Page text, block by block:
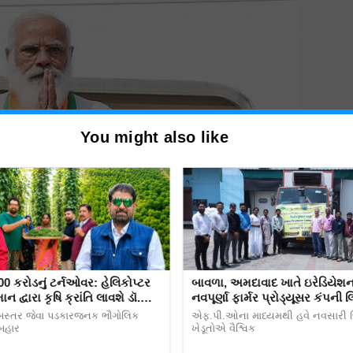
modi government
You might also like
કરોડનું ટર્નઓવર: હેલિકોપ્ટર
દ્વારા કૃષિ ક્રાંતિ લાવશે ડૉ.
જેવા પડકારજનક ભૌગોલિક
બાવળા, અમદાવાદ ખાતે
નવપૂર્ણા ફાર્મર પ્રોડ્યૂસર કંપની
(એફપીઓ) દ્વારા પ્રથમ વખત
નિકાસ – ખેડૂતોએ વ્યક્ત કરી ખુશી
એફ.પી.ઓના માધ્યમથી હવે નવસારી
ખેડૂતોએ વૈશ્વિક